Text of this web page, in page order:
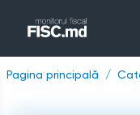
Pagina principală